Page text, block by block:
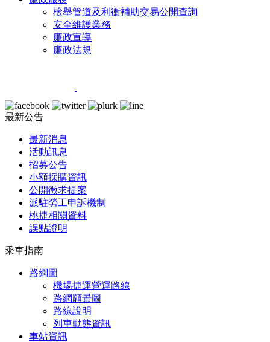
檢舉管道及利衝補助交易公開查詢
安全維護業務
廉政宣導
廉政法規
最新公告
最新消息
活動訊息
招募公告
小額採購資訊
公開徵求提案
派駐勞工申訴機制
桃捷相關資料
誤點證明
乘車指南
路網圖
機場捷運營運路線
路網願景圖
路線說明
列車動態資訊
車站資訊